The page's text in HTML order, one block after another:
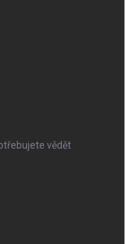
vědět